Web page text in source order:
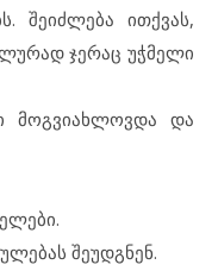
შეიძლება ითქვას,
ჯერაც უჭმელი
მოგვიახლოვდა და
შეუდგნენ.